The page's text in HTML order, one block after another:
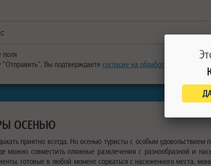
поля
Вы подтверждаете согласие на обработку
ОСЕНЬЮ
приятно всегда. Но осенью туристы с особым
можно совместить пляжные развлечения с разнообразной и
готовые в любой момент сорваться с насиженного места,